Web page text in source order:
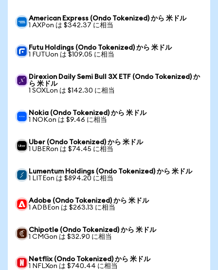
American Express (Ondo Tokenized) から 米ドル
1 AXPon は $342.37 に相当
Futu Holdings (Ondo Tokenized) から 米ドル
1 FUTUon は $109.05 に相当
Direxion Daily Semi Bull 3X ETF (Ondo Tokenized) か
ら 米ドル
1 SOXLon は $142.30 に相当
Nokia (Ondo Tokenized) から 米ドル
1 NOKon は $9.46 に相当
Uber (Ondo Tokenized) から 米ドル
1 UBERon は $74.45 に相当
Lumentum Holdings (Ondo Tokenized) から 米ドル
1 LITEon は $894.20 に相当
Adobe (Ondo Tokenized) から 米ドル
1 ADBEon は $263.13 に相当
Chipotle (Ondo Tokenized) から 米ドル
1 CMGon は $32.90 に相当
Netflix (Ondo Tokenized) から 米ドル
1 NFLXon は $740.44 に相当